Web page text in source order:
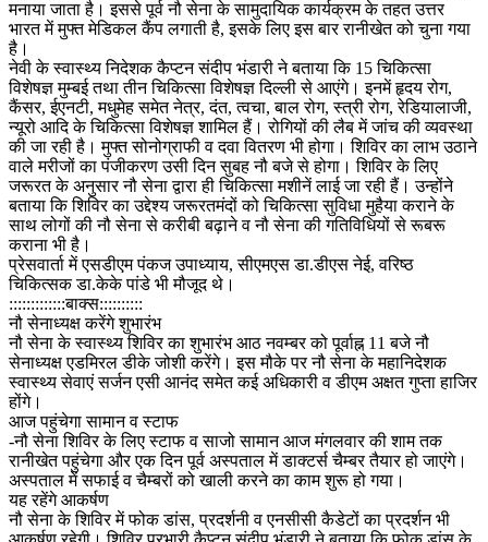
मनाया जाता है। इससे पूर्व नौ सेना के सामुदायिक कार्यक्रम के तहत उत्तर
भारत में मुफ्त मेडिकल कैंप लगाती है, इसके लिए इस बार रानीखेत को चुना गया
है।
नेवी के स्वास्थ्य निदेशक कैप्टन संदीप भंडारी ने बताया कि 15 चिकित्सा
विशेषज्ञ मुम्बई तथा तीन चिकित्सा विशेषज्ञ दिल्ली से आएंगे। इनमें हृदय रोग,
कैंसर, ईएनटी, मधुमेह समेत नेत्र, दंत, त्वचा, बाल रोग, स्त्री रोग, रेडियालाजी,
न्यूरो आदि के चिकित्सा विशेषज्ञ शामिल हैं। रोगियों की लैब में जांच की व्यवस्था
की जा रही है। मुफ्त सोनोग्राफी व दवा वितरण भी होगा। शिविर का लाभ उठाने
वाले मरीजों का पंजीकरण उसी दिन सुबह नौ बजे से होगा। शिविर के लिए
जरूरत के अनुसार नौ सेना द्वारा ही चिकित्सा मशीनें लाई जा रही हैं। उन्होंने
बताया कि शिविर का उद्देश्य जरूरतमंदों को चिकित्सा सुविधा मुहैया कराने के
साथ लोगों की नौ सेना से करीबी बढ़ाने व नौ सेना की गतिविधियों से रूबरू
कराना भी है।
प्रेसवार्ता में एसडीएम पंकज उपाध्याय, सीएमएस डा.डीएस नेई, वरिष्ठ
चिकित्सक डा.केके पांडे भी मौजूद थे।
:::::::::::::बाक्स::::::::::
नौ सेनाध्यक्ष करेंगे शुभारंभ
नौ सेना के स्वास्थ्य शिविर का शुभारंभ आठ नवम्बर को पूर्वाह्न 11 बजे नौ
सेनाध्यक्ष एडमिरल डीके जोशी करेंगे। इस मौके पर नौ सेना के महानिदेशक
स्वास्थ्य सेवाएं सर्जन एसी आनंद समेत कई अधिकारी व डीएम अक्षत गुप्ता हाजिर
होंगे।
आज पहुंचेगा सामान व स्टाफ
-नौ सेना शिविर के लिए स्टाफ व साजो सामान आज मंगलवार की शाम तक
रानीखेत पहुंचेगा और एक दिन पूर्व अस्पताल में डाक्टर्स चैम्बर तैयार हो जाएंगे।
अस्पताल में सफाई व चैम्बरों को खाली करने का काम शुरू हो गया।
यह रहेंगे आकर्षण
नौ सेना के शिविर में फोक डांस, प्रदर्शनी व एनसीसी कैडेटों का प्रदर्शन भी